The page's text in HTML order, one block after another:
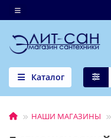
Каталог
НАШИ МАГАЗИНЫ